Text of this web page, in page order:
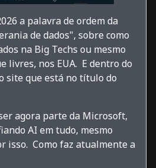
a palavra de ordem da
de dados", sobre como
na Big Techs ou mesmo
livres, nos EUA. E dentro do
site que está no título do
agora parte da Microsoft,
AI em tudo, mesmo
isso. Como faz atualmente a